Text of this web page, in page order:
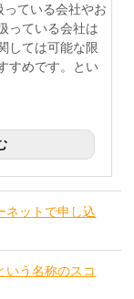
ている会社やお
っている会社は
しては可能な限
すめです。とい
ネットで申し込
いう名称のスコ